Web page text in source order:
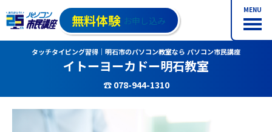
MENU
無料体験 お申し込み
タッチタイピング習得｜明石市のパソコン教室なら パソコン市民講座
イトーヨーカドー明石教室
☎ 078-944-1310